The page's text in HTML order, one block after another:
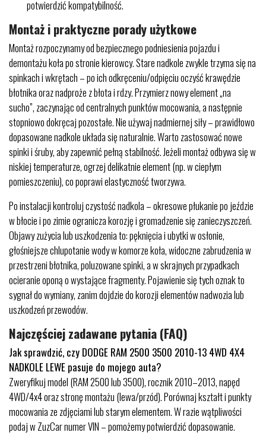
potwierdzić kompatybilność.
Montaż i praktyczne porady użytkowe
Montaż rozpoczynamy od bezpiecznego podniesienia pojazdu i
demontażu koła po stronie kierowcy. Stare nadkole zwykle trzyma się na
spinkach i wkrętach – po ich odkręceniu/odpięciu oczyść krawędzie
błotnika oraz nadproże z błota i rdzy. Przymierz nowy element „na
sucho”, zaczynając od centralnych punktów mocowania, a następnie
stopniowo dokręcaj pozostałe. Nie używaj nadmiernej siły – prawidłowo
dopasowane nadkole układa się naturalnie. Warto zastosować nowe
spinki i śruby, aby zapewnić pełną stabilność. Jeżeli montaż odbywa się w
niskiej temperaturze, ogrzej delikatnie element (np. w ciepłym
pomieszczeniu), co poprawi elastyczność tworzywa.
Po instalacji kontroluj czystość nadkola – okresowe płukanie po jeździe
w błocie i po zimie ogranicza korozję i gromadzenie się zanieczyszczeń.
Objawy zużycia lub uszkodzenia to: pęknięcia i ubytki w osłonie,
głośniejsze chlupotanie wody w komorze koła, widoczne zabrudzenia w
przestrzeni błotnika, poluzowane spinki, a w skrajnych przypadkach
ocieranie oponą o wystające fragmenty. Pojawienie się tych oznak to
sygnał do wymiany, zanim dojdzie do korozji elementów nadwozia lub
uszkodzeń przewodów.
Najczęściej zadawane pytania (FAQ)
Jak sprawdzić, czy DODGE RAM 2500 3500 2010-13 4WD 4X4
NADKOLE LEWE pasuje do mojego auta?
Zweryfikuj model (RAM 2500 lub 3500), rocznik 2010–2013, napęd
4WD/4x4 oraz stronę montażu (lewa/przód). Porównaj kształt i punkty
mocowania ze zdjęciami lub starym elementem. W razie wątpliwości
podaj w ZuzCar numer VIN – pomożemy potwierdzić dopasowanie.